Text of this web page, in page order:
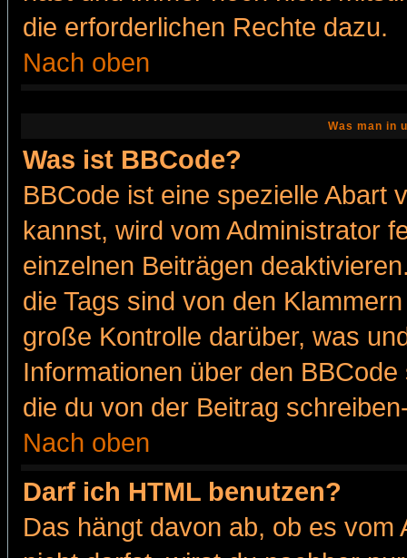
die erforderlichen Rechte dazu.
Nach oben
Was man in
Was ist BBCode?
BBCode ist eine spezielle Abart
kannst, wird vom Administrator
einzelnen Beiträgen
die Tags sind von den
große Kontrolle darüber, was
Informationen über den
die du von der Beitrag
Nach oben
Darf ich HTML benutzen?
Das hängt davon ab, ob es